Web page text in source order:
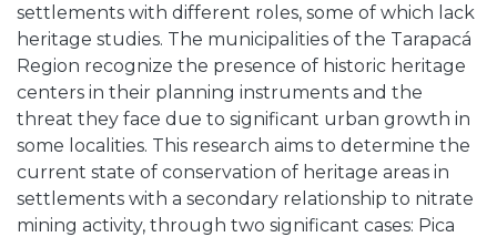
settlements with different roles, some of which lack
heritage studies. The municipalities of the Tarapacá
Region recognize the presence of historic heritage
centers in their planning instruments and the
threat they face due to significant urban growth in
some localities. This research aims to determine the
current state of conservation of heritage areas in
settlements with a secondary relationship to nitrate
mining activity, through two significant cases: Pica